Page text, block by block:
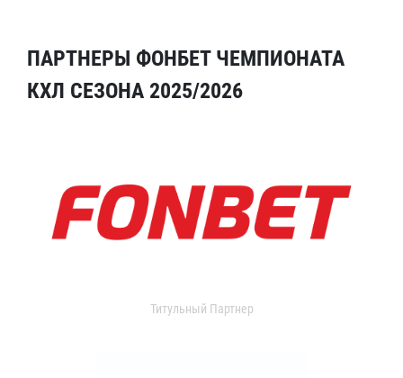
ПАРТНЕРЫ ФОНБЕТ ЧЕМПИОНАТА
КХЛ СЕЗОНА 2025/2026
Титульный Партнер